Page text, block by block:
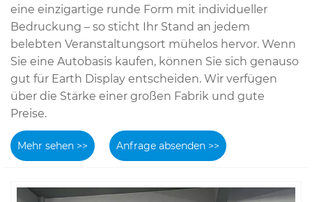
eine einzigartige runde Form mit individueller
Bedruckung – so sticht Ihr Stand an jedem
belebten Veranstaltungsort mühelos hervor. Wenn
Sie eine Autobasis kaufen, können Sie sich genauso
gut für Earth Display entscheiden. Wir verfügen
über die Stärke einer großen Fabrik und gute
Preise.
Mehr sehen >> Anfrage absenden >>